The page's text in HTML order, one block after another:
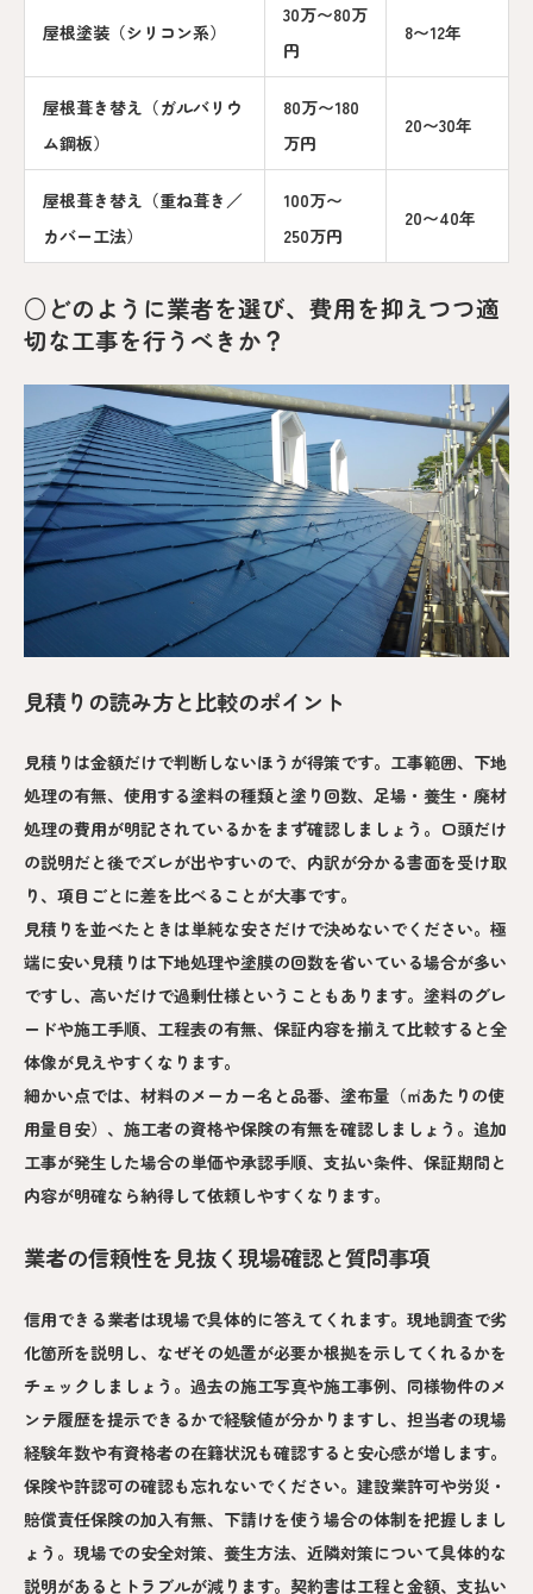
屋根塗装（シリコン系）
30万〜80万
円
8〜12年
屋根葺き替え（ガルバリウ
ム鋼板）
80万〜180
万円
20〜30年
屋根葺き替え（重ね葺き／
カバー工法）
100万〜
250万円
20〜40年
○どのように業者を選び、費用を抑えつつ適
切な工事を行うべきか？
見積りの読み方と比較のポイント
見積りは金額だけで判断しないほうが得策です。工事範囲、下地
処理の有無、使用する塗料の種類と塗り回数、足場・養生・廃材
処理の費用が明記されているかをまず確認しましょう。口頭だけ
の説明だと後でズレが出やすいので、内訳が分かる書面を受け取
り、項目ごとに差を比べることが大事です。
見積りを並べたときは単純な安さだけで決めないでください。極
端に安い見積りは下地処理や塗膜の回数を省いている場合が多い
ですし、高いだけで過剰仕様ということもあります。塗料のグレ
ードや施工手順、工程表の有無、保証内容を揃えて比較すると全
体像が見えやすくなります。
細かい点では、材料のメーカー名と品番、塗布量（㎡あたりの使
用量目安）、施工者の資格や保険の有無を確認しましょう。追加
工事が発生した場合の単価や承認手順、支払い条件、保証期間と
内容が明確なら納得して依頼しやすくなります。
業者の信頼性を見抜く現場確認と質問事項
信用できる業者は現場で具体的に答えてくれます。現地調査で劣
化箇所を説明し、なぜその処置が必要か根拠を示してくれるかを
チェックしましょう。過去の施工写真や施工事例、同様物件のメ
ンテ履歴を提示できるかで経験値が分かりますし、担当者の現場
経験年数や有資格者の在籍状況も確認すると安心感が増します。
保険や許認可の確認も忘れないでください。建設業許可や労災・
賠償責任保険の加入有無、下請けを使う場合の体制を把握しまし
ょう。現場での安全対策、養生方法、近隣対策について具体的な
説明があるとトラブルが減ります。契約書は工程と金額、支払い